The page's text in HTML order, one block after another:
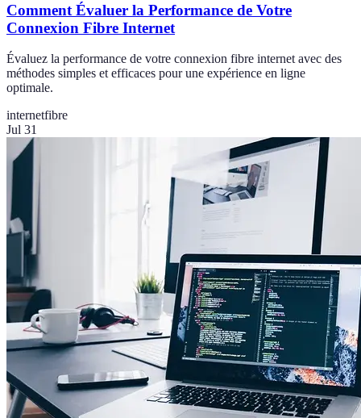
Comment Évaluer la Performance de Votre
Connexion Fibre Internet
Évaluez la performance de votre connexion fibre internet avec des
méthodes simples et efficaces pour une expérience en ligne
optimale.
internetfibre
Jul 31